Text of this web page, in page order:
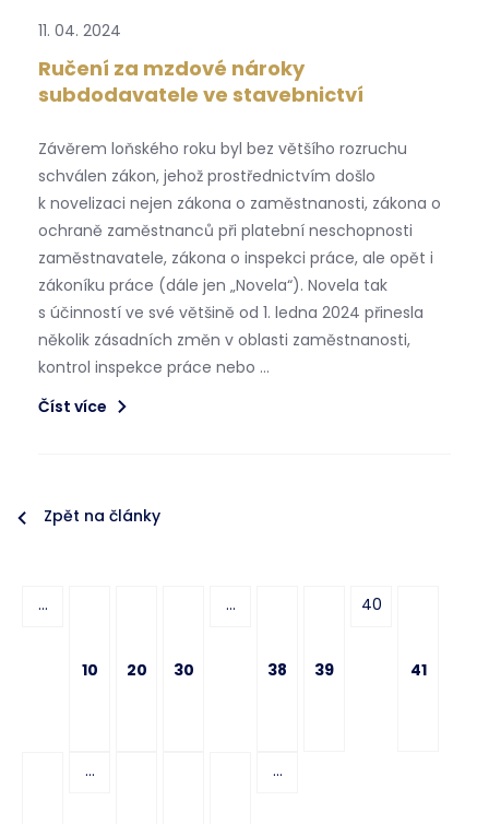
11. 04. 2024
Ručení za mzdové nároky
subdodavatele ve stavebnictví
Závěrem loňského roku byl bez většího rozruchu
schválen zákon, jehož prostřednictvím došlo
k novelizaci nejen zákona o zaměstnanosti, zákona o
ochraně zaměstnanců při platební neschopnosti
zaměstnavatele, zákona o inspekci práce, ale opět i
zákoníku práce (dále jen „Novela“). Novela tak
s účinností ve své většině od 1. ledna 2024 přinesla
několik zásadních změn v oblasti zaměstnanosti,
kontrol inspekce práce nebo …
Číst více
Zpět na články
...
10 20 30
...
38 39
40
41
... ...